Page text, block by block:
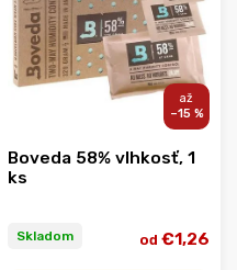
–15 %
Boveda 58% vlhkosť, 1
ks
Skladom od €1,26